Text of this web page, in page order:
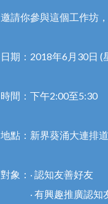
邀請你參與這個工作坊
日期：2018年6月30日 (
時間：下午2:00至5:30
地點：新界葵涌大連排
對象：‧ 認知友善好友
‧ 有興趣推廣認知